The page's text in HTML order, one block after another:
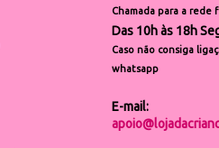
Chamada para a rede
Das 10h às 18h
Caso não consiga
whatsapp
E-mail: